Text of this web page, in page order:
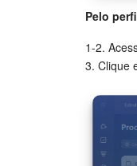
Pelo
1-2.
3. Clique